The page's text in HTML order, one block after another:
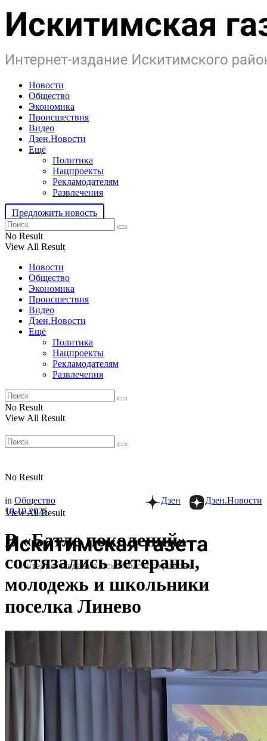
Новости
Общество
Экономика
Происшествия
Видео
Дзен.Новости
Ещё
Политика
Нацпроекты
Рекламодателям
Развлечения
Предложить новость
No Result
View All Result
Новости
Общество
Экономика
Происшествия
Видео
Дзен.Новости
Ещё
Политика
Нацпроекты
Рекламодателям
Развлечения
No Result
View All Result
No Result
View All Result
Дзен.Новости
Дзен
in Общество
10.10.2025
В «Батле поколений»
состязались ветераны,
молодежь и школьники
поселка Линево